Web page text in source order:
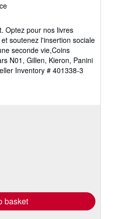
Optez pour nos livres
soutenez l'insertion sociale
seconde vie,Coins
N01, Gillen, Kieron, Panini
Inventory # 401338-3
basket